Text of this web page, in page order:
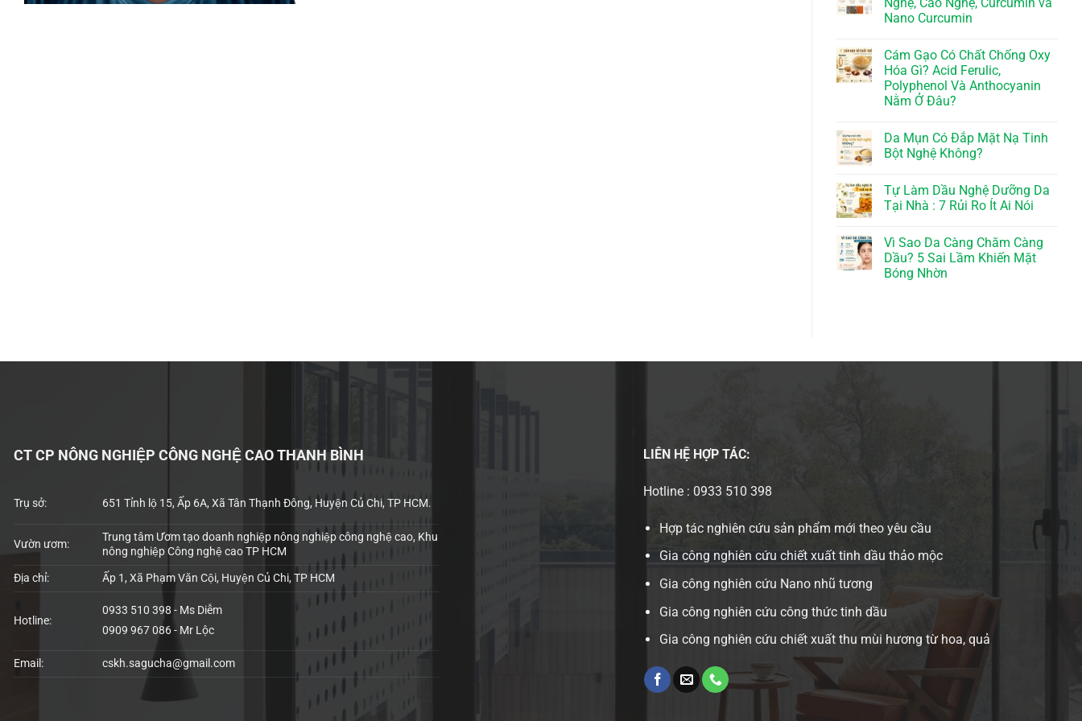
Nano Curcumin
Cám Gạo Có Chất Chống Oxy
Hóa Gì? Acid Ferulic,
Polyphenol Và Anthocyanin
Nằm Ở Đâu?
Da Mụn Có Đắp Mặt Nạ Tinh
Bột Nghệ Không?
Tự Làm Dầu Nghệ Dưỡng Da
Tại Nhà : 7 Rủi Ro Ít Ai Nói
Vì Sao Da Càng Chăm Càng
Dầu? 5 Sai Lầm Khiến Mặt
Bóng Nhờn
CT CP NÔNG NGHIỆP CÔNG NGHỆ CAO THANH BÌNH
Trụ sở: 651 Tỉnh lộ 15, Ấp 6A, Xã Tân Thạnh Đông, Huyện Củ Chi, TP HCM.
Vườn ươm:
Trung tâm Ươm tạo doanh nghiệp nông nghiệp công nghệ cao, Khu
nông nghiệp Công nghệ cao TP HCM
Địa chỉ: Ấp 1, Xã Phạm Văn Cội, Huyện Củ Chi, TP HCM
Hotline:
0933 510 398 - Ms Diễm
0909 967 086 - Mr Lộc
Email: cskh.sagucha@gmail.com
LIÊN HỆ HỢP TÁC:
Hotline : 0933 510 398
Hợp tác nghiên cứu sản phẩm mới theo yêu cầu
Gia công nghiên cứu chiết xuất tinh dầu thảo mộc
Gia công nghiên cứu Nano nhũ tương
Gia công nghiên cứu công thức tinh dầu
Gia công nghiên cứu chiết xuất thu mùi hương từ hoa, quả